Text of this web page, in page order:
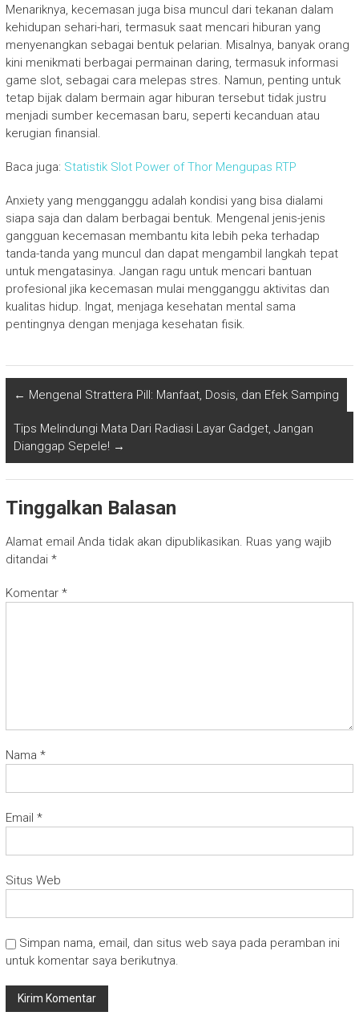
Menariknya, kecemasan juga bisa muncul dari tekanan dalam
kehidupan sehari-hari, termasuk saat mencari hiburan yang
menyenangkan sebagai bentuk pelarian. Misalnya, banyak orang
kini menikmati berbagai permainan daring, termasuk informasi
game slot, sebagai cara melepas stres. Namun, penting untuk
tetap bijak dalam bermain agar hiburan tersebut tidak justru
menjadi sumber kecemasan baru, seperti kecanduan atau
kerugian finansial.
Baca juga: Statistik Slot Power of Thor Mengupas RTP
Anxiety yang mengganggu adalah kondisi yang bisa dialami
siapa saja dan dalam berbagai bentuk. Mengenal jenis-jenis
gangguan kecemasan membantu kita lebih peka terhadap
tanda-tanda yang muncul dan dapat mengambil langkah tepat
untuk mengatasinya. Jangan ragu untuk mencari bantuan
profesional jika kecemasan mulai mengganggu aktivitas dan
kualitas hidup. Ingat, menjaga kesehatan mental sama
pentingnya dengan menjaga kesehatan fisik.
← Mengenal Strattera Pill: Manfaat, Dosis, dan Efek Samping
Tips Melindungi Mata Dari Radiasi Layar Gadget, Jangan
Dianggap Sepele! →
Tinggalkan Balasan
Alamat email Anda tidak akan dipublikasikan. Ruas yang wajib
ditandai *
Komentar *
Nama *
Email *
Situs Web
Simpan nama, email, dan situs web saya pada peramban ini
untuk komentar saya berikutnya.